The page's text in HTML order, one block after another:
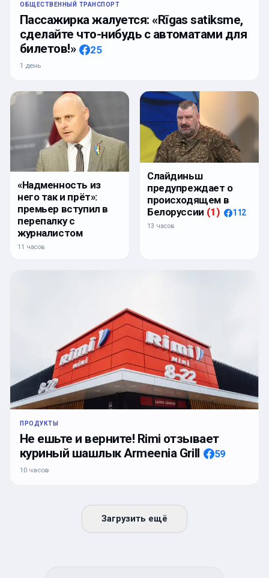
ОБЩЕСТВЕННЫЙ ТРАНСПОРТ
Пассажирка жалуется: «Rīgas satiksme,
сделайте что-нибудь с автоматами для
билетов!»
25
1 день
«Надменность из
него так и прёт»:
премьер вступил в
перепалку с
журналистом
11 часов
Слайдиньш
предупреждает о
происходящем в
Белоруссии (1) 112
13 часов
ПРОДУКТЫ
Не ешьте и верните! Rimi отзывает
куриный шашлык Armeenia Grill
59
10 часов
Загрузить ещё